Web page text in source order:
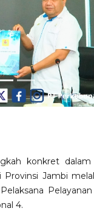
konkret
Jambi
4.